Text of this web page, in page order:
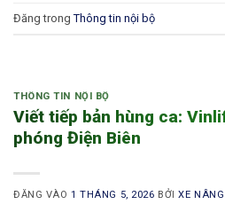
Đăng trong Thông tin nội bộ
THÔNG TIN NỘI BỘ
Viết tiếp bản hùng ca:
phóng Điện Biên
ĐĂNG VÀO1 THÁNG 5, 2026 BỞIXE